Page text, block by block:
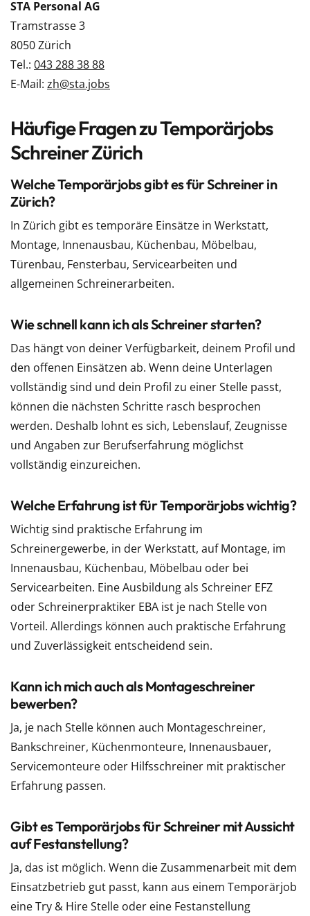
STA Personal AG
Tramstrasse 3
8050 Zürich
Tel.: 043 288 38 88
E-Mail: zh@sta.jobs
Häufige Fragen zu Temporärjobs
Schreiner Zürich
Welche Temporärjobs gibt es für Schreiner in
Zürich?
In Zürich gibt es temporäre Einsätze in Werkstatt,
Montage, Innenausbau, Küchenbau, Möbelbau,
Türenbau, Fensterbau, Servicearbeiten und
allgemeinen Schreinerarbeiten.
Wie schnell kann ich als Schreiner starten?
Das hängt von deiner Verfügbarkeit, deinem Profil und
den offenen Einsätzen ab. Wenn deine Unterlagen
vollständig sind und dein Profil zu einer Stelle passt,
können die nächsten Schritte rasch besprochen
werden. Deshalb lohnt es sich, Lebenslauf, Zeugnisse
und Angaben zur Berufserfahrung möglichst
vollständig einzureichen.
Welche Erfahrung ist für Temporärjobs wichtig?
Wichtig sind praktische Erfahrung im
Schreinergewerbe, in der Werkstatt, auf Montage, im
Innenausbau, Küchenbau, Möbelbau oder bei
Servicearbeiten. Eine Ausbildung als Schreiner EFZ
oder Schreinerpraktiker EBA ist je nach Stelle von
Vorteil. Allerdings können auch praktische Erfahrung
und Zuverlässigkeit entscheidend sein.
Kann ich mich auch als Montageschreiner
bewerben?
Ja, je nach Stelle können auch Montageschreiner,
Bankschreiner, Küchenmonteure, Innenausbauer,
Servicemonteure oder Hilfsschreiner mit praktischer
Erfahrung passen.
Gibt es Temporärjobs für Schreiner mit Aussicht
auf Festanstellung?
Ja, das ist möglich. Wenn die Zusammenarbeit mit dem
Einsatzbetrieb gut passt, kann aus einem Temporärjob
eine Try & Hire Stelle oder eine Festanstellung